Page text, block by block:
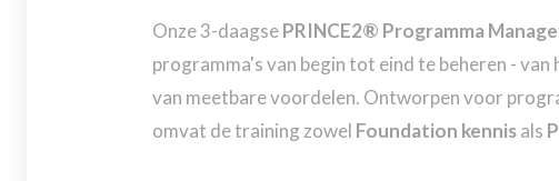
Onze 3-daagsePRINCE2® Programma
programma's van begin tot eind te beheren -
van meetbare voordelen. Ontworpen voor
omvat de training zowel Foundation kennisals